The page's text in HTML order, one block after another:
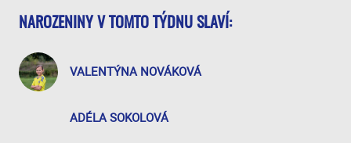
NAROZENINY V TOMTO TÝDNU SLAVÍ:
VALENTÝNA NOVÁKOVÁ
ADÉLA SOKOLOVÁ